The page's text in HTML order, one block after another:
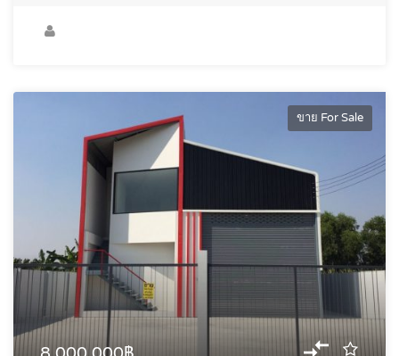
ขาย For Sale